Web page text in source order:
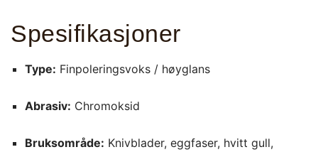
Spesifikasjoner
Type: Finpoleringsvoks / høyglans
Abrasiv: Chromoksid
Bruksområde: Knivblader, eggfaser, hvitt gull,